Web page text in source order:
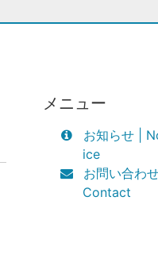
メニュー
お知らせ |
ice
お問い合わせ
Contact